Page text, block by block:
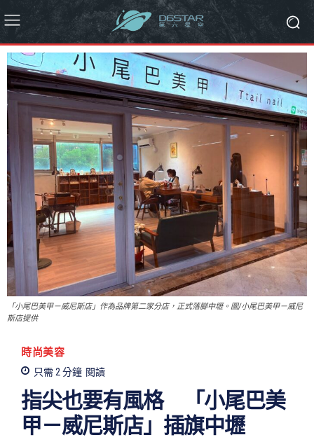
「小尾巴美甲－威尼斯店」作為品牌第二家分店，正式落腳中壢。圖/小尾巴美甲－威尼
斯店提供
時尚美容
只需 2分鐘 閱讀
指尖也要有風格 「小尾巴美
甲－威尼斯店」插旗中壢